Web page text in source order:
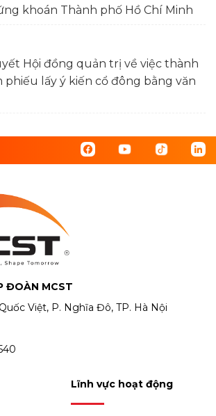
khoán Thành phố Hồ Chí Minh
Hội đồng quản trị về việc thành
phiếu lấy ý kiến cổ đông bằng văn
ĐOÀN MCST
Việt, P. Nghĩa Đô, TP. Hà Nội
Lĩnh vực hoạt động